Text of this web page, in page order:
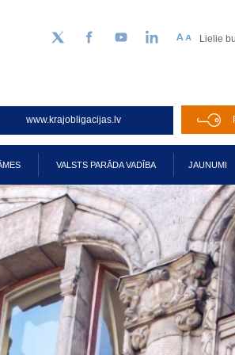
Sekojiet mums Twitter
FacebookYouTubeLinkedIn Lielie
www.krajobligacijas.lv
VALSTS PARĀDA VADĪBA JAUNUMI